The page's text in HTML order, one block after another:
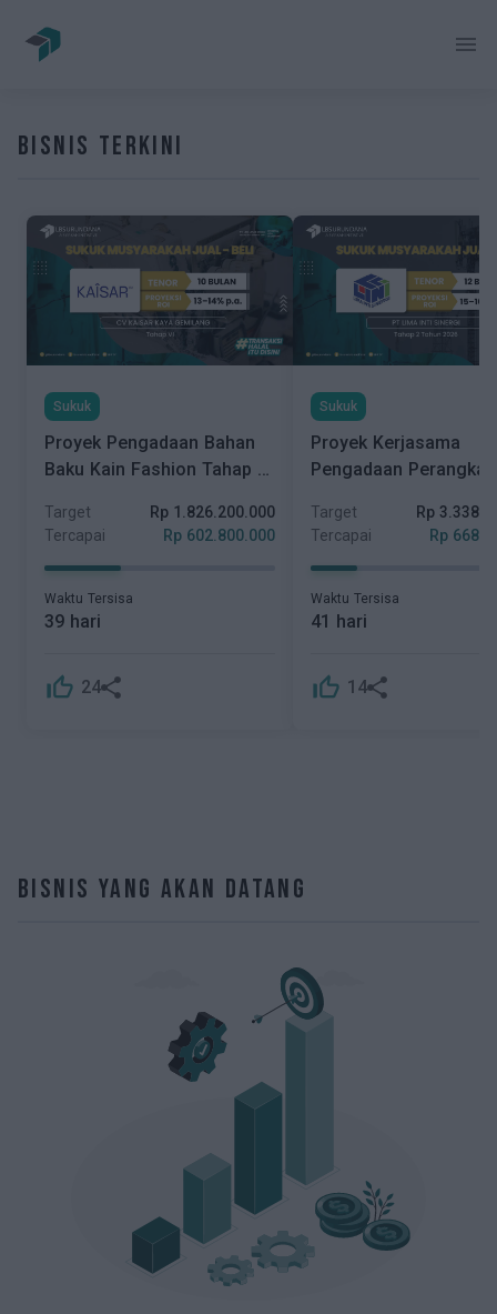
menu
Investasi
Pendanaan
Pasar Sekunder
Tentang Kami
Berita
Artikel
Panduan Pengguna
Bisnis Terkini
Sukuk
Proyek Pengadaan Bahan
Baku Kain Fashion Tahap VI
Tahun 2026
Target Rp 1.826.200.000
Tercapai
Rp 602.800.000
Waktu Tersisa
39 hari
thumb_up_off_alt 24
Sukuk
Proyek Kerjasama
Pengadaan Perangkat
PT. Lima Inti Sinergi
Target Rp
Tercapai
Rp
Waktu Tersisa
41 hari
thumb_up_off_alt 14
Bisnis yang Akan Datang